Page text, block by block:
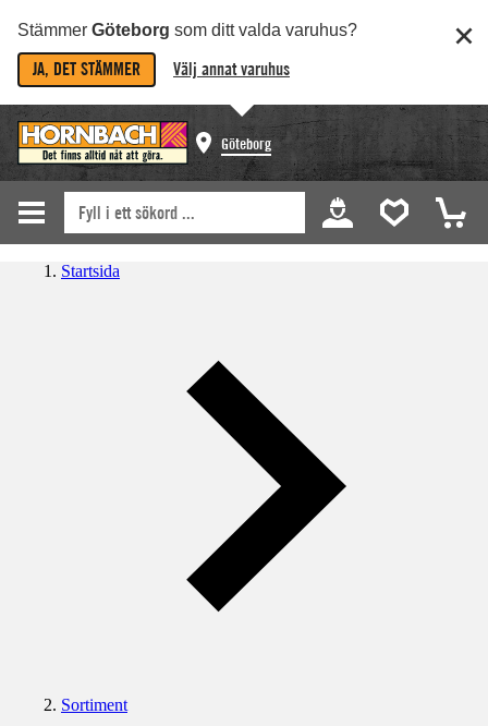
Stämmer Göteborg som ditt valda varuhus?
JA, DET STÄMMER Välj annat varuhus
Göteborg
Startsida
Sortiment